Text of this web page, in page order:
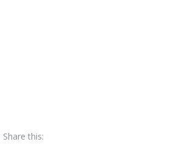
Share this: